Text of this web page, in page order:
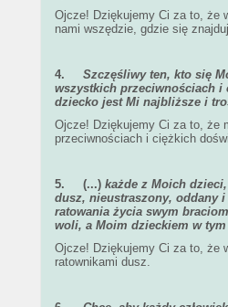
Ojcze! Dziękujemy Ci za to, że
nami wszędzie, gdzie się
4. Szczęśliwy ten, kto się
wszystkich przeciwnościach i
dziecko jest Mi najbliższe i
Ojcze! Dziękujemy Ci za to, że
przeciwnościach i ciężkich
5. (...) każde z Moich
dusz, nieustraszony, oddany
ratowania życia swym
woli, a Moim dzieckiem w
Ojcze! Dziękujemy Ci za to, że
ratownikami dusz.